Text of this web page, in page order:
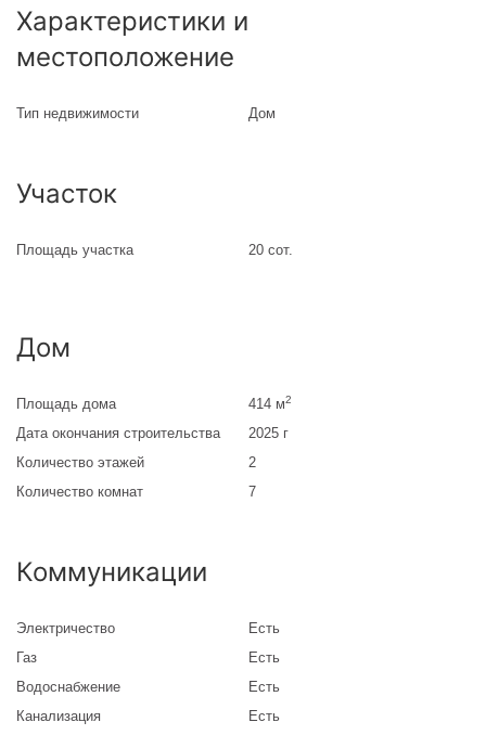
Характеристики и
местоположение
Тип недвижимости Дом
Участок
Площадь участка 20 сот.
Дом
Площадь дома 414 м2
Дата окончания строительства
2025 г
Количество этажей
2
Количество комнат
7
Коммуникации
Электричество
Есть
Газ
Есть
Водоснабжение
Есть
Канализация
Есть